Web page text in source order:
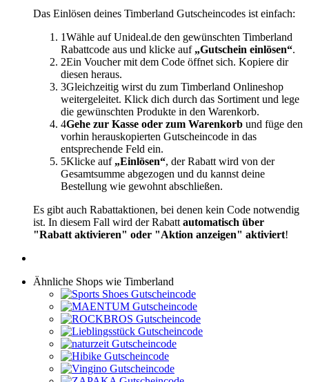
Das Einlösen deines Timberland Gutscheincodes ist einfach:
1Wähle auf Unideal.de den gewünschten Timberland
Rabattcode aus und klicke auf „Gutschein einlösen“.
2Ein Voucher mit dem Code öffnet sich. Kopiere dir
diesen heraus.
3Gleichzeitig wirst du zum Timberland Onlineshop
weitergeleitet. Klick dich durch das Sortiment und lege
die gewünschten Produkte in den Warenkorb.
4Gehe zur Kasse oder zum Warenkorb und füge den
vorhin herauskopierten Gutscheincode in das
entsprechende Feld ein.
5Klicke auf „Einlösen“, der Rabatt wird von der
Gesamtsumme abgezogen und du kannst deine
Bestellung wie gewohnt abschließen.
Es gibt auch Rabattaktionen, bei denen kein Code notwendig
ist. In diesem Fall wird der Rabatt automatisch über
"Rabatt aktivieren" oder "Aktion anzeigen" aktiviert!
Ähnliche Shops wie Timberland